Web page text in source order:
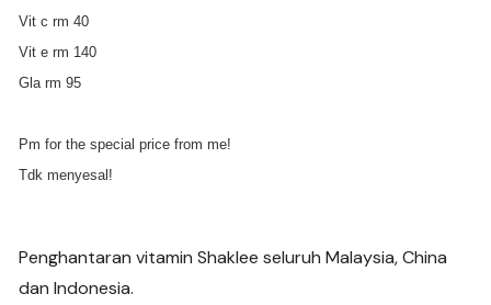
Vit c rm 40
Vit e rm 140
Gla rm 95
Pm for the special price from me!
Tdk menyesal!
Penghantaran vitamin Shaklee seluruh Malaysia, China
dan Indonesia.